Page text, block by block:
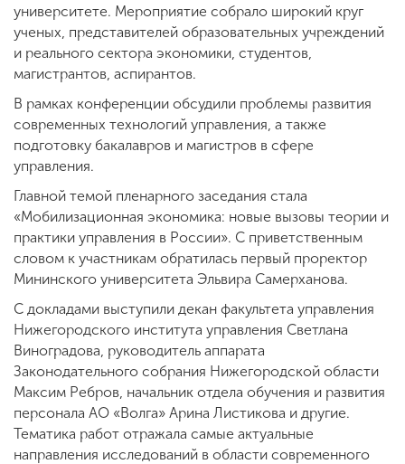
университете. Мероприятие собрало широкий круг
ученых, представителей образовательных учреждений
и реального сектора экономики, студентов,
магистрантов, аспирантов.
В рамках конференции обсудили проблемы развития
современных технологий управления, а также
подготовку бакалавров и магистров в сфере
управления.
Главной темой пленарного заседания стала
«Мобилизационная экономика: новые вызовы теории и
практики управления в России». С приветственным
словом к участникам обратилась первый проректор
Мининского университета Эльвира Самерханова.
С докладами выступили декан факультета управления
Нижегородского института управления Светлана
Виноградова, руководитель аппарата
Законодательного собрания Нижегородской области
Максим Ребров, начальник отдела обучения и развития
персонала АО «Волга» Арина Листикова и другие.
Тематика работ отражала самые актуальные
направления исследований в области современного